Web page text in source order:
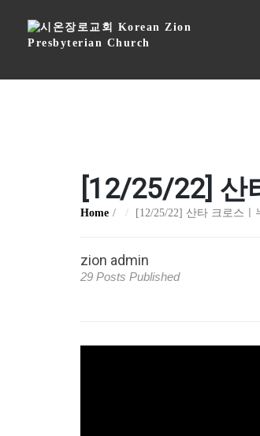
[12/25/22] 산
Home [12/25/22] 산타 크로스ㅣ
zion admin
29 Posts Published